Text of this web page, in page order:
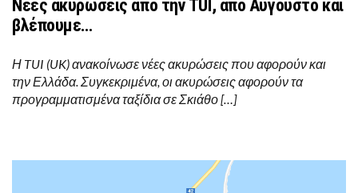
Νέες ακυρώσεις από την TUI, από Αύγουστο και
βλέπουμε…
Η TUI (UK) ανακοίνωσε νέες ακυρώσεις που αφορούν και
την Ελλάδα. Συγκεκριμένα, οι ακυρώσεις αφορούν τα
προγραμματισμένα ταξίδια σε Σκιάθο […]